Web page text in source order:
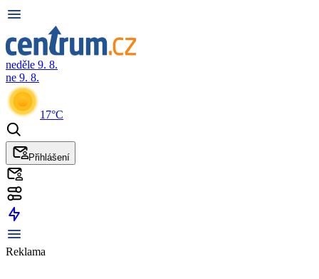
neděle 9. 8.
ne 9. 8.
17°C
Přihlášení
Reklama